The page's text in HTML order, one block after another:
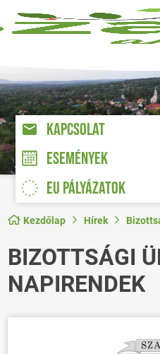
KAPCSOLAT
ESEMÉNYEK
EU PÁLYÁZATOK
Kezdőlap Hírek
BIZOTTSÁGI
NAPIRENDEK